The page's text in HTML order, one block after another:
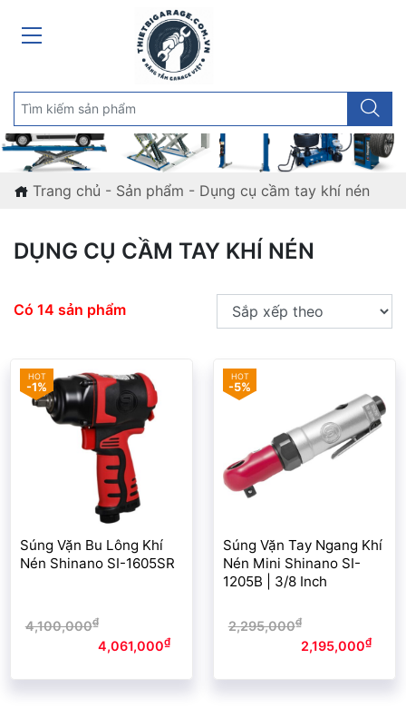
Trang chủ - Sản phẩm - Dụng cụ cầm tay khí nén
DỤNG CỤ CẦM TAY KHÍ NÉN
Có 14 sản phẩm
-1%
Súng Vặn Bu Lông Khí
Nén Shinano SI-1605SR
4,100,000₫
4,100,000₫.4,061,000₫Giá
-5%
Súng Vặn Tay Ngang Khí
Nén Mini Shinano SI-
1205B | 3/8 Inch
2,295,000₫
2,195,000₫Giá